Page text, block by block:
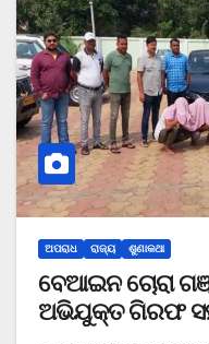
ଅପରାଧ ରାଜ୍ୟ ଶୁଣାକଥା
ବେଆଇନ ଚୋରା
ଅଭିଯୁକ୍ତ ଗିରଫ